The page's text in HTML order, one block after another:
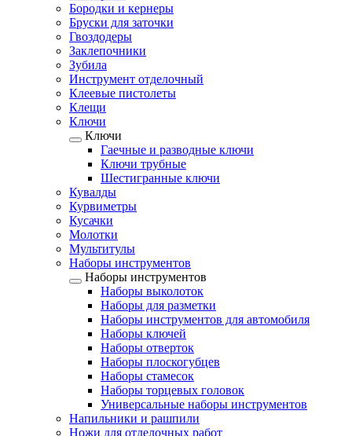
Бородки и кернеры
Бруски для заточки
Гвоздодеры
Заклепочники
Зубила
Инструмент отделочный
Клеевые пистолеты
Клещи
Ключи
Ключи
Гаечные и разводные ключи
Ключи трубные
Шестигранные ключи
Кувалды
Курвиметры
Кусачки
Молотки
Мультитулы
Наборы инструментов
Наборы инструментов
Наборы выколоток
Наборы для разметки
Наборы инструментов для автомобиля
Наборы ключей
Наборы отверток
Наборы плоскогубцев
Наборы стамесок
Наборы торцевых головок
Универсальные наборы инструментов
Напильники и рашпили
Ножи для отделочных работ